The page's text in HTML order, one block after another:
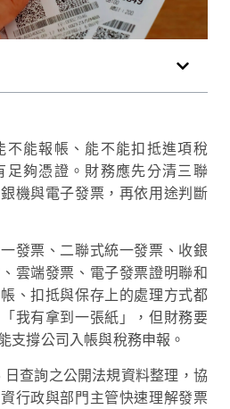
不能報帳、能不能扣抵進項稅
足夠憑證。財務應先分清三聯
機與電子發票，再依用途判斷
發票、二聯式統一發票、收銀
雲端發票、電子發票證明聯和
、扣抵與保存上的處理方式都
我有拿到一張紙」，但財務要
支撐公司入帳與稅務申報。
查詢之公開法規資料整理，協
行政與部門主管快速理解發票